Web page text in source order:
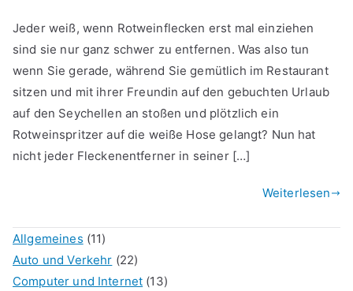
Jeder weiß, wenn Rotweinflecken erst mal einziehen
sind sie nur ganz schwer zu entfernen. Was also tun
wenn Sie gerade, während Sie gemütlich im Restaurant
sitzen und mit ihrer Freundin auf den gebuchten Urlaub
auf den Seychellen an stoßen und plötzlich ein
Rotweinspritzer auf die weiße Hose gelangt? Nun hat
nicht jeder Fleckenentferner in seiner […]
Weiterlesen
Allgemeines (11)
Auto und Verkehr (22)
Computer und Internet (13)